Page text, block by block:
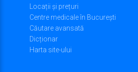
Locații și prețuri
Centre medicale în București
Căutare avansată
Dicționar
Harta site-ului